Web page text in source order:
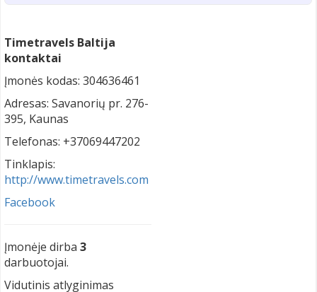
Timetravels Baltija
kontaktai
Įmonės kodas: 304636461
Adresas: Savanorių pr. 276-
395, Kaunas
Telefonas: +37069447202
Tinklapis:
http://www.timetravels.com
Facebook
Įmonėje dirba 3
darbuotojai.
Vidutinis atlyginimas